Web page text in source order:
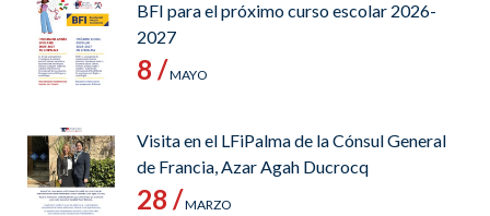
BFI para el próximo curso escolar 2026-
2027
8 /MAYO
Visita en el LFiPalma de la Cónsul General
de Francia, Azar Agah Ducrocq
28 /MARZO